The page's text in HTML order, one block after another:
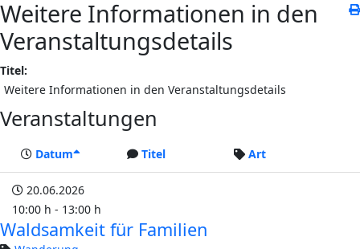
Weitere Informationen in den
Veranstaltungsdetails
Titel:
Weitere Informationen in den Veranstaltungsdetails
Veranstaltungen
Datum Titel Art
20.06.2026
10:00 h - 13:00 h
Waldsamkeit für Familien